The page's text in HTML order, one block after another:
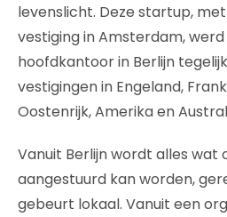
levenslicht. Deze startup,
vestiging in Amsterdam,
hoofdkantoor in Berlijn
vestigingen in Engeland,
Oostenrijk, Amerika en
Vanuit Berlijn wordt alles wat
aangestuurd kan worden,
gebeurt lokaal. Vanuit een